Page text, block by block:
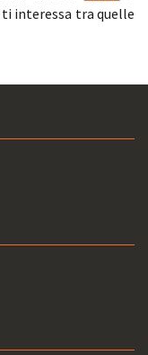
interessa tra quelle